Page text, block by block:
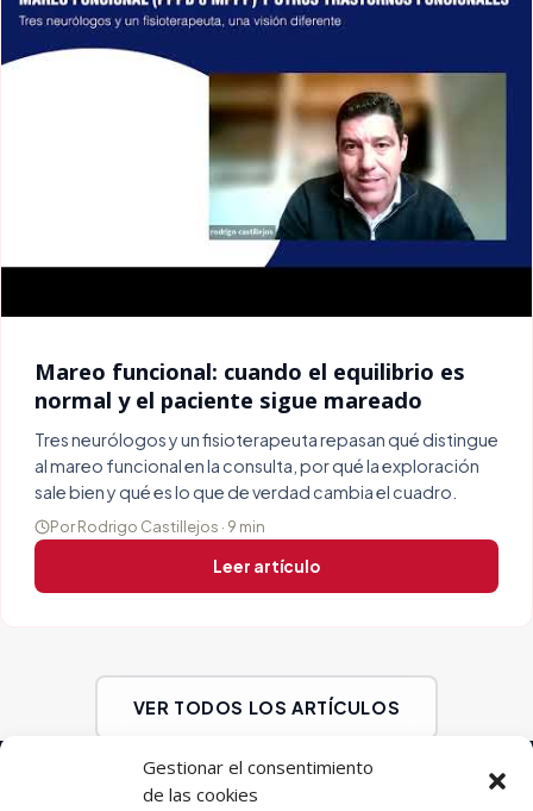
Gestionar el consentimiento
de las cookies
Mareo funcional: cuando el equilibrio es
normal y el paciente sigue mareado
Tres neurólogos y un fisioterapeuta repasan qué distingue
al mareo funcional en la consulta, por qué la exploración
sale bien y qué es lo que de verdad cambia el cuadro.
Por Rodrigo Castillejos · 9 min
Leer artículo
VER TODOS LOS ARTÍCULOS
Te ayudamos a escoger tu itinerario